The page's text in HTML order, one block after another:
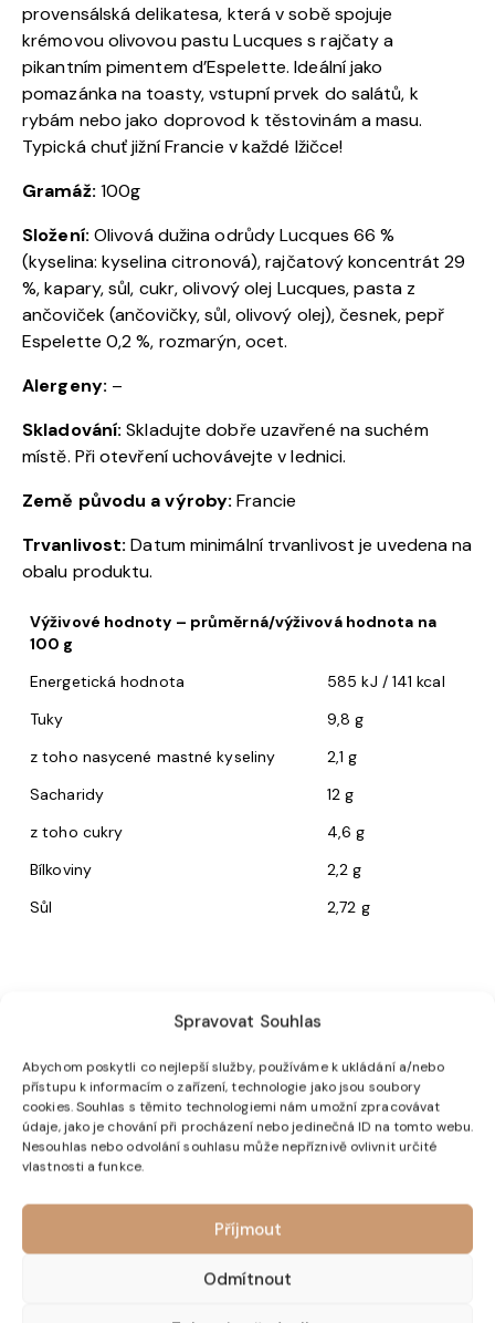
Spravovat Souhlas
Abychom poskytli co nejlepší služby, používáme k ukládání a/nebo
přístupu k informacím o zařízení, technologie jako jsou soubory
cookies. Souhlas s těmito technologiemi nám umožní zpracovávat
údaje, jako je chování při procházení nebo jedinečná ID na tomto webu.
Nesouhlas nebo odvolání souhlasu může nepříznivě ovlivnit určité
vlastnosti a funkce.
Příjmout
Odmítnout
provensálská delikatesa, která v sobě spojuje
krémovou olivovou pastu Lucques s rajčaty a
pikantním pimentem d’Espelette. Ideální jako
pomazánka na toasty, vstupní prvek do salátů, k
rybám nebo jako doprovod k těstovinám a masu.
Typická chuť jižní Francie v každé lžičce!
Gramáž: 100g
Složení: Olivová dužina odrůdy Lucques 66 %
(kyselina: kyselina citronová), rajčatový koncentrát 29
%, kapary, sůl, cukr, olivový olej Lucques, pasta z
ančoviček (ančovičky, sůl, olivový olej), česnek, pepř
Espelette 0,2 %, rozmarýn, ocet.
Alergeny: –
Skladování: Skladujte dobře uzavřené na suchém
místě. Při otevření uchovávejte v lednici.
Země původu a výroby: Francie
Trvanlivost:Datum minimální trvanlivost je uvedena na
obalu produktu.
Výživové hodnoty – průměrná/výživová hodnota na
100 g
Energetická hodnota
585 kJ / 141 kcal
Tuky
9,8 g
z toho nasycené mastné kyseliny
2,1 g
Sacharidy
12 g
z toho cukry
4,6 g
Bílkoviny
2,2 g
Sůl
2,72 g
Související produkty